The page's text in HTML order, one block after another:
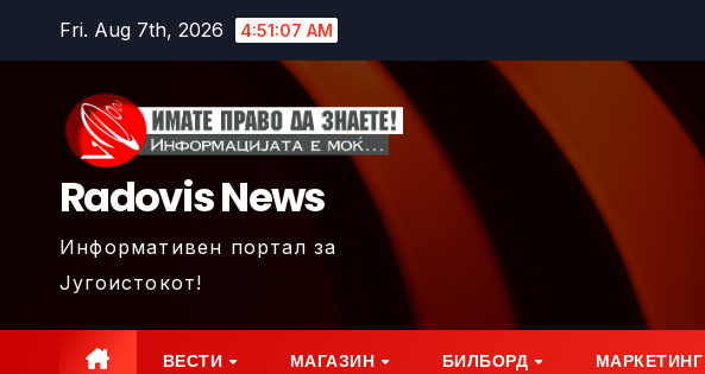
Fri. Aug 7th, 2026 4:51:09 AM
Radovis News
Информативен портал за
Југоистокот!
ВЕСТИ МАГАЗИН БИЛБОРД МАРКЕТИНГ